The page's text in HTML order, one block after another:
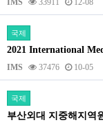
IMS 33911 12-08
국제
2021 International
IMS 37476 10-05
국제
부산외대 지중해지역